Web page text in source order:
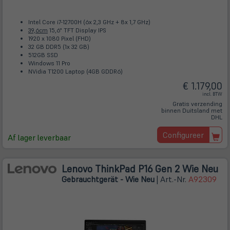
Intel Core i7-12700H (6x 2,3 GHz + 8x 1,7 GHz)
39,6cm 15,6" TFT Display IPS
1920 x 1080 Pixel (FHD)
32 GB DDR5 (1x 32 GB)
512GB SSD
Windows 11 Pro
NVidia T1200 Laptop (4GB GDDR6)
Af lager leverbaar
€ 1.179,00
incl. BTW
Gratis verzending
binnen Duitsland met
DHL
Configureer
Lenovo ThinkPad P16 Gen 2 Wie Neu
Gebrauchtgerät - Wie Neu | Art.-Nr. A92309